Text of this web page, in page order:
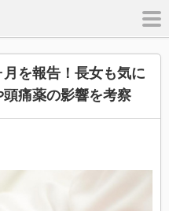
を報告！長女も気に
痛薬の影響を考察